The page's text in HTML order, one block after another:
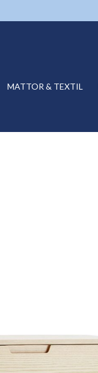
MATTOR & TEXTIL